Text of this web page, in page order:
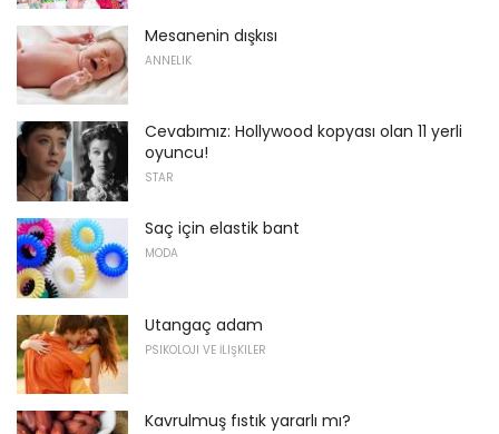
Mesanenin dışkısı
ANNELIK
Cevabımız: Hollywood kopyası olan 11 yerli
oyuncu!
STAR
Saç için elastik bant
MODA
Utangaç adam
PSIKOLOJI VE İLIŞKILER
Kavrulmuş fıstık yararlı mı?